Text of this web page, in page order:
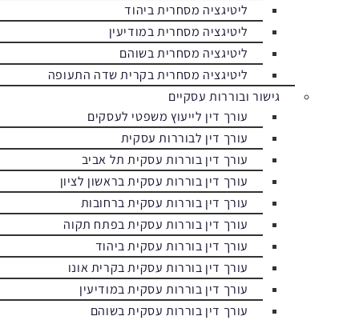
ליטיגציה מסחרית ביהוד
ליטיגציה מסחרית במודיעין
ליטיגציה מסחרית בשוהם
ליטיגציה מסחרית בקרית שדה התעופה
גישור ובוררות עסקיים
עורך דין לייעוץ משפטי לעסקים
עורך דין לבוררות עסקית
עורך דין בוררות עסקית תל אביב
עורך דין בוררות עסקית בראשון לציון
עורך דין בוררות עסקית ברחובות
עורך דין בוררות עסקית בפתח תקוה
עורך דין בוררות עסקית ביהוד
עורך דין בוררות עסקית בקרית אונו
עורך דין בוררות עסקית במודיעין
עורך דין בוררות עסקית בשוהם